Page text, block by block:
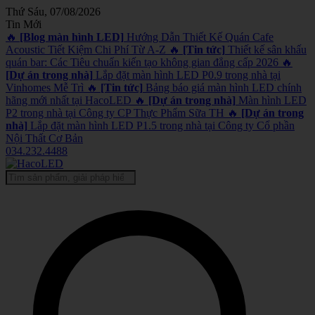
Thứ Sáu, 07/08/2026
Tin Mới
🔥 [Blog màn hình LED] Hướng Dẫn Thiết Kế Quán Cafe
Acoustic Tiết Kiệm Chi Phí Từ A-Z 🔥 [Tin tức] Thiết kế sân khấu
quán bar: Các Tiêu chuẩn kiến tạo không gian đẳng cấp 2026 🔥
[Dự án trong nhà] Lắp đặt màn hình LED P0.9 trong nhà tại
Vinhomes Mễ Trì 🔥 [Tin tức] Bảng báo giá màn hình LED chính
hãng mới nhất tại HacoLED 🔥 [Dự án trong nhà] Màn hình LED
P2 trong nhà tại Công ty CP Thực Phẩm Sữa TH 🔥 [Dự án trong
nhà] Lắp đặt màn hình LED P1.5 trong nhà tại Công ty Cổ phần
Nội Thất Cơ Bản
034.232.4488